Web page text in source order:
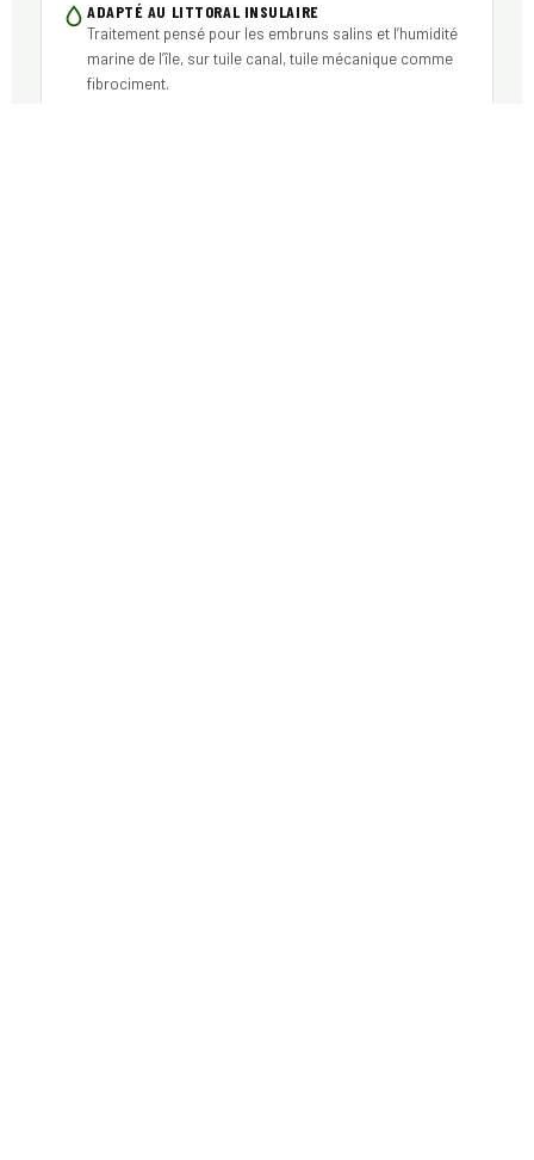
ADAPTÉ AU LITTORAL INSULAIRE
Traitement pensé pour les embruns salins et l’humidité
marine de l’île, sur tuile canal, tuile mécanique comme
fibrociment.